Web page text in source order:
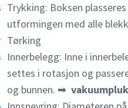
Trykking: Boksen
utformingen med alle
Tørking
Innerbelegg: Inne i
settes i rotasjon og
og bunnen. ➡